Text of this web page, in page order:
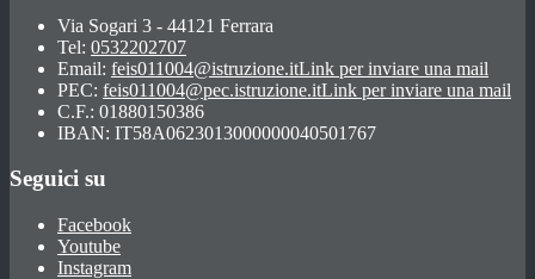
Via Sogari 3 - 44121 Ferrara
Tel: 0532202707
Email: feis011004@istruzione.itLink per inviare una mail
PEC: feis011004@pec.istruzione.itLink per inviare una mail
C.F.: 01880150386
IBAN: IT58A0623013000000040501767
Seguici su
Facebook
Youtube
Instagram